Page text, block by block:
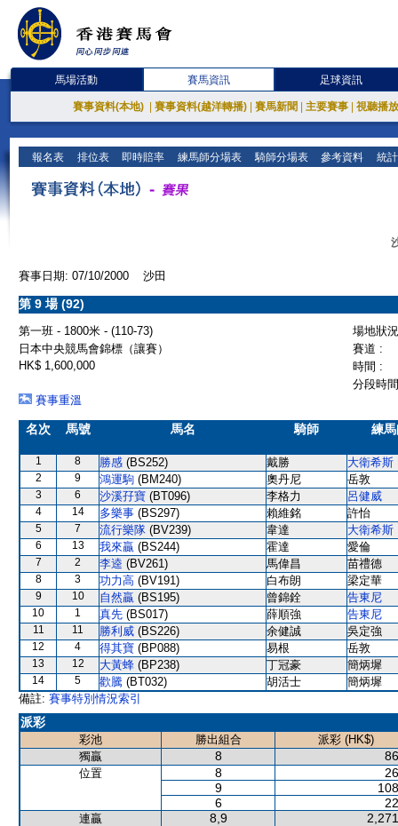
馬場活動 賽馬資訊 足球資訊
賽事資料(本地) 賽事資料(越洋轉播) 賽馬新聞 主要賽事 視聽播
報名表 排位表 即時賠率 練馬師分場表 騎師分場表 參考資料 統
賽事日期: 07/10/2000 沙田
第 9 場 (92)
第一班 - 1800米 - (110-73)
場地狀
日本中央競馬會錦標（讓賽）
賽道 :
HK$ 1,600,000
時間 :
分段時
賽事重溫
名次 馬號 馬名 騎師 練
1 8 勝感 (BS252) 戴勝 大衛希斯
2 9 鴻運駒 (BM240) 奧丹尼 岳敦
3 6 沙溪孖寶 (BT096) 李格力 呂健威
4 14 多樂事 (BS297) 賴維銘 許怡
5 7 流行樂隊 (BV239) 韋達 大衛希斯
6 13 我來贏 (BS244) 霍達 愛倫
7 2 李逵 (BV261) 馬偉昌 苗禮德
8 3 功力高 (BV191) 白布朗 梁定華
9 10 自然贏 (BS195) 曾錦銓 告東尼
10 1 真先 (BS017) 薛順強 告東尼
11 11 勝利威 (BS226) 余健誠 吳定強
12 4 得其寶 (BP088) 易根 岳敦
13 12 大黃蜂 (BP238) 丁冠豪 簡炳墀
14 5 歡騰 (BT032) 胡活士
簡炳墀
備註: 賽事特別情況索引
派彩
彩池 勝出組合
派彩 (HK$)
獨贏
8
位置 8
9
6
連贏 8,9